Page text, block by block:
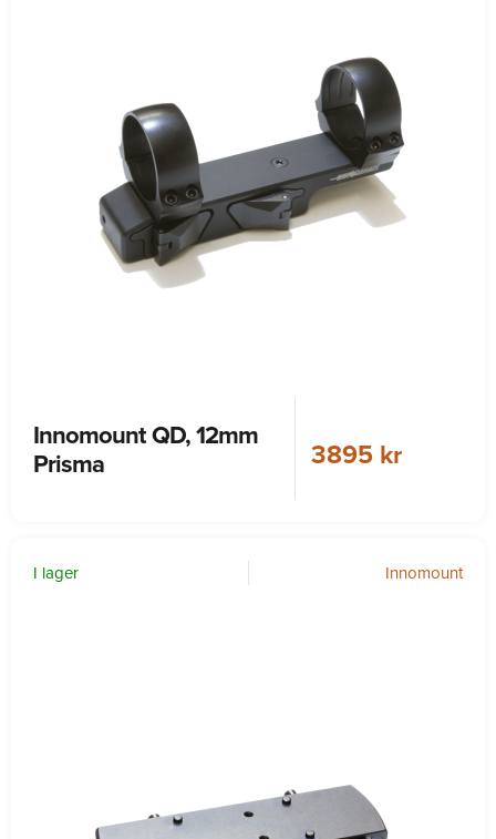
Innomount QD, 12mm
Prisma
3895 kr
I lager Innomount